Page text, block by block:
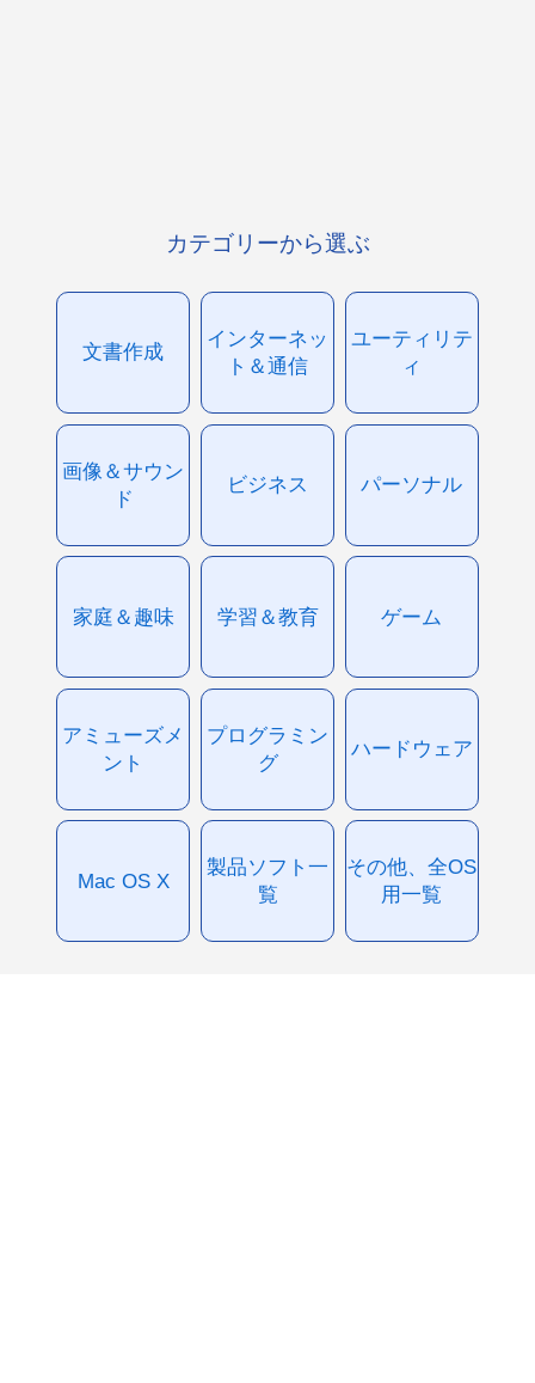
カテゴリーから選ぶ
文書作成
インターネッ
ト＆通信
ユーティリテ
ィ
画像＆サウン
ド
ビジネス パーソナル
家庭＆趣味 学習＆教育 ゲーム
アミューズメ
ント
プログラミン
グ
ハードウェア
Mac OS X
製品ソフト一
覧
その他、全OS
用一覧